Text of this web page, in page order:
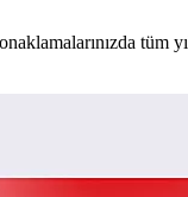
tüm